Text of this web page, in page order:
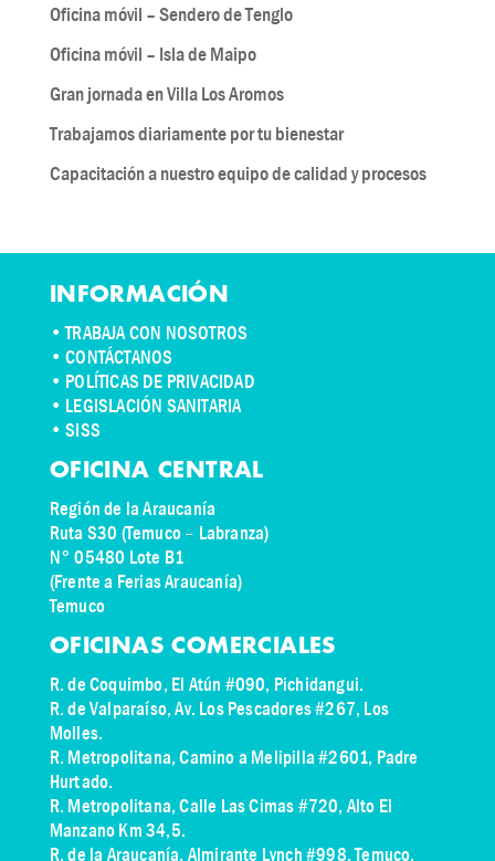
Oficina móvil – Sendero de Tenglo
Oficina móvil – Isla de Maipo
Gran jornada en Villa Los Aromos
Trabajamos diariamente por tu bienestar
Capacitación a nuestro equipo de calidad y procesos
INFORMACIÓN
•TRABAJA CON NOSOTROS
•CONTÁCTANOS
• POLÍTICAS DE PRIVACIDAD
• LEGISLACIÓN SANITARIA
• SISS
OFICINA CENTRAL
Región de la Araucanía
Ruta S30 (Temuco – Labranza)
N° 05480 Lote B1
(Frente a Ferias Araucanía)
Temuco
OFICINAS COMERCIALES
R. de Coquimbo, El Atún #090, Pichidangui.
R. de Valparaíso, Av. Los Pescadores #267, Los
Molles.
R. Metropolitana, Camino a Melipilla #2601, Padre
Hurtado.
R. Metropolitana, Calle Las Cimas #720, Alto El
Manzano Km 34,5.
R. de la Araucanía, Almirante Lynch #998, Temuco.